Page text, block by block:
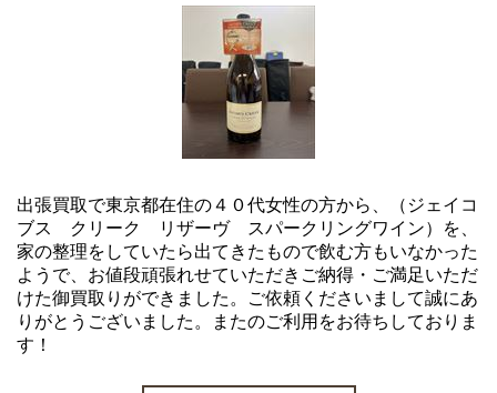
出張買取で東京都在住の４０代女性の方から、（ジェイコ
ブス クリーク リザーヴ スパークリングワイン）を、
家の整理をしていたら出てきたもので飲む方もいなかった
ようで、お値段頑張れせていただきご納得・ご満足いただ
けた御買取りができました。ご依頼くださいまして誠にあ
りがとうございました。またのご利用をお待ちしておりま
す！